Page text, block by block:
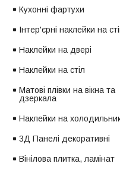
Кухонні фартухи
Інтер'єрні наклейки на
Наклейки на двері
Наклейки на стіл
Матові плівки на вікна та
дзеркала
Наклейки на
3Д Панелі декоративні
Вінілова плитка, ламінат